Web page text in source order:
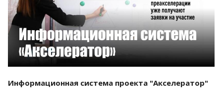
Информационная система проекта "Акселератор"